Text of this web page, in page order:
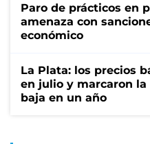
Paro de prácticos en
amenaza con
económico
La Plata: los precios
en julio y marcaron
baja en un año